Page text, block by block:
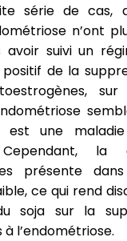
série de cas,
n’ont
avoir suivi un
de la
sur
est une
Cependant, la
présente
ce qui rend
soja sur la
l’endométriose.